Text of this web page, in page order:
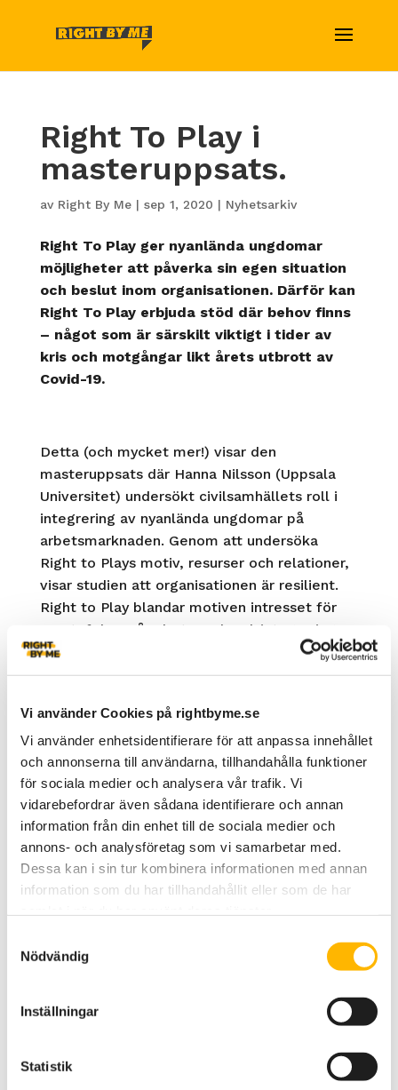
Vi använder Cookies på rightbyme.se
Vi använder enhetsidentifierare för att anpassa innehållet
och annonserna till användarna, tillhandahålla funktioner
för sociala medier och analysera vår trafik. Vi
vidarebefordrar även sådana identifierare och annan
information från din enhet till de sociala medier och
annons- och analysföretag som vi samarbetar med.
Dessa kan i sin tur kombinera informationen med annan
information som du har tillhandahållit eller som de har
Nödvändig
Inställningar
Statistik
Right To Play i
masteruppsats.
av Right By Me| sep 1, 2020 | Nyhetsarkiv
Right To Play ger nyanlända ungdomar
möjligheter att påverka sin egen situation
och beslut inom organisationen. Därför kan
Right To Play erbjuda stöd där behov finns
– något som är särskilt viktigt i tider av
kris och motgångar likt årets utbrott av
Covid-19.
Detta (och mycket mer!) visar den
masteruppsats där Hanna Nilsson (Uppsala
Universitet) undersökt civilsamhällets roll i
integrering av nyanlända ungdomar på
arbetsmarknaden. Genom att undersöka
Right to Plays motiv, resurser och relationer,
visar studien att organisationen är resilient.
Right to Play blandar motiven intresset för
sport, fokus på arbetsmarknadsintegrering
och tron på ungdomarnas egen kompetens
och drivkraft. Ungdomar ges möjligheten att
beslutsprocesser inom organisationen vilket
gör ungdomarna till Right to Plays viktigaste
resurs. Samtidigt arbetar Right To Play aktivt
med att skapa relationer genom att fungera
som en bro mellan ungdomarna och
arbetsgivare i samhället.
Blir du nyfiken?Läs uppsatsen här.
Sök
Nyhetsarkiv
m.m.